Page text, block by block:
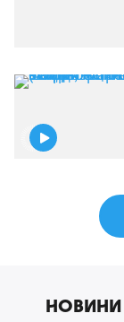
НОВИНИ